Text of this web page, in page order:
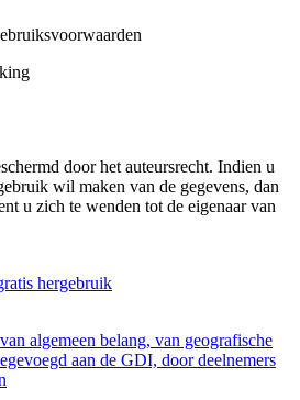
door het auteursrecht. Indien u
wil maken van de gegevens, dan
u zich te wenden tot de eigenaar van
hergebruik
algemeen belang, van geografische
aan de GDI, door deelnemers